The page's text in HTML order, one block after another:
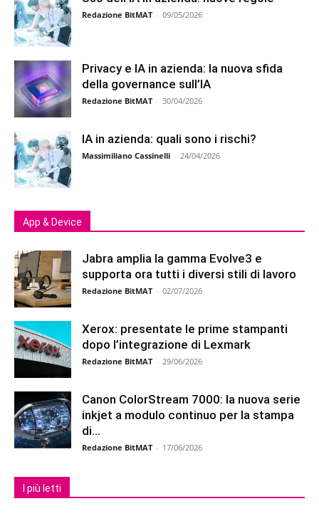
Redazione BitMAT - 09/05/2026
Privacy e IA in azienda: la nuova sfida
della governance sull’IA
Redazione BitMAT - 30/04/2026
IA in azienda: quali sono i rischi?
Massimiliano Cassinelli - 24/04/2026
App & Device
Jabra amplia la gamma Evolve3 e
supporta ora tutti i diversi stili di lavoro
Redazione BitMAT - 02/07/2026
Xerox: presentate le prime stampanti
dopo l’integrazione di Lexmark
Redazione BitMAT - 29/06/2026
Canon ColorStream 7000: la nuova serie
inkjet a modulo continuo per la stampa
di...
Redazione BitMAT - 17/06/2026
I più letti